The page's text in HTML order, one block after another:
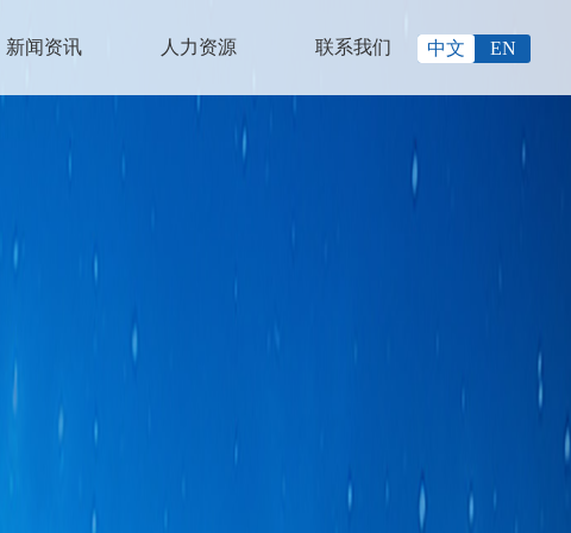
中文 EN
新闻资讯 人力资源 联系我们